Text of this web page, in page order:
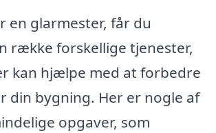
en glarmester, får du
række forskellige tjenester,
kan hjælpe med at forbedre
din bygning. Her er nogle af
opgaver, som